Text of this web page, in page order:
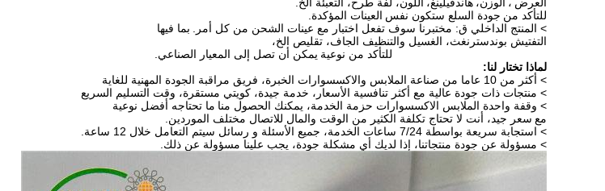
للتأكد من جودة السلع ستكون نفس العينات المؤكدة.
> المنتج الداخلي ق: مختبرنا سوف تفعل اختبار مع عينات الشحن من كل أمر.
بما فيها
التفتيش بوندسترنغث، الغسيل والتنظيف الجاف، تقليص الخ،
للتأكد من نوعية يمكن أن تصل إلى المعيار الصناعي.
لماذا تختار لنا:
> أكثر من 10 عاما من صناعة الملابس والاكسسوارات الخبرة، فريق مراقبة الجودة المهنية للغاية
> منتجات ذات جودة عالية مع أكثر تنافسية الأسعار، خدمة جيدة، كويتي مستقرة، وقت التسليم السريع
> وقفة واحدة الملابس الاكسسوارات حزمة الخدمة، يمكنك الحصول منا ما تحتاجه أفضل نوعية
مع سعر جيد، أنت لا تحتاج تكلفة الكثير من الوقت والمال للاتصال مختلف الموردين.
> استجابة سريعة بواسطة 7/24 ساعات الخدمة، جميع الأسئلة و رسائل سيتم التعامل خلال 12 ساعة.
> مسؤولة عن جودة منتجاتنا، إذا لديك أي مشكلة جودة، يجب علينا مسؤولة عن ذلك.